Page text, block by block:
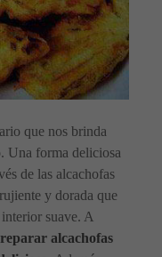
que nos brinda
Una forma deliciosa
de las alcachofas
y dorada que
suave. A
alcachofas